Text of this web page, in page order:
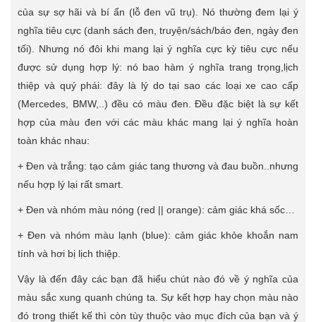
của sự sợ hãi và bí ẩn (lỗ đen vũ trụ). Nó thường đem lại ý
nghĩa tiêu cực (danh sách đen, truyện/sách/báo đen, ngày đen
tối). Nhưng nó đôi khi mang lại ý nghĩa cực kỳ tiêu cực nếu
được sử dụng hợp lý: nó bao hàm ý nghĩa trang trọng,lịch
thiệp và quý phái: đây là lý do tại sao các loại xe cao cấp
(Mercedes, BMW,..) đều có màu đen. Đều đặc biệt là sự kết
hợp của màu đen với các màu khác mang lại ý nghĩa hoàn
toàn khác nhau:
+ Đen và trắng: tạo cảm giác tang thương và đau buồn..nhưng
nếu hợp lý lại rất smart.
+ Đen và nhóm màu nóng (red || orange): cảm giác khá sốc…
+ Đen và nhóm màu lạnh (blue): cảm giác khỏe khoắn nam
tính và hơi bị lịch thiệp.
Vậy là đến đây các bạn đã hiểu chút nào đó về ý nghĩa của
màu sắc xung quanh chúng ta. Sự kết hợp hay chọn màu nào
đó trong thiết kế thì còn tùy thuộc vào mục đích của bạn và ý